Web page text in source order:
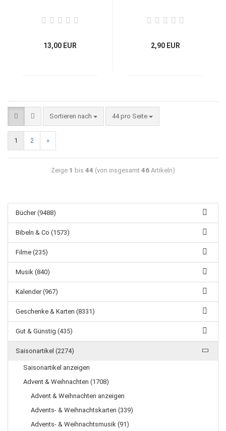
13,00 EUR 2,90 EUR
Sortieren nach 44 pro Seite
1 2 »
Zeige 1 bis 44 (von insgesamt 46 Artikeln)
Bücher (9488)
Bibeln & Co (1573)
Filme (235)
Musik (840)
Kalender (967)
Geschenke & Karten (8331)
Gut & Günstig (435)
Saisonartikel (2274)
Saisonartikel anzeigen
Advent & Weihnachten (1708)
Advent & Weihnachten anzeigen
Advents- & Weihnachtskarten (339)
Advents- & Weihnachtsmusik (91)